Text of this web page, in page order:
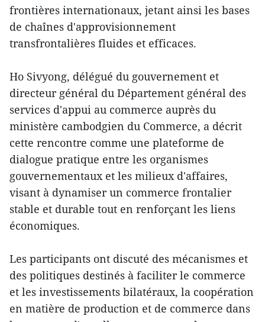
frontières internationaux, jetant ainsi les bases
de chaînes d'approvisionnement
transfrontalières fluides et efficaces.
Ho Sivyong, délégué du gouvernement et
directeur général du Département général des
services d'appui au commerce auprès du
ministère cambodgien du Commerce, a décrit
cette rencontre comme une plateforme de
dialogue pratique entre les organismes
gouvernementaux et les milieux d'affaires,
visant à dynamiser un commerce frontalier
stable et durable tout en renforçant les liens
économiques.
Les participants ont discuté des mécanismes et
des politiques destinés à faciliter le commerce
et les investissements bilatéraux, la coopération
en matière de production et de commerce dans